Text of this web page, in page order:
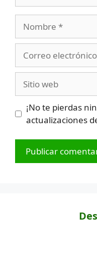
electrónico
web
¡No te pierdas
actualizaciones